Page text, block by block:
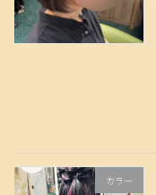
カラー